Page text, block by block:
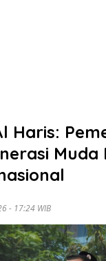
Haris:
Muda
- 17:24 WIB